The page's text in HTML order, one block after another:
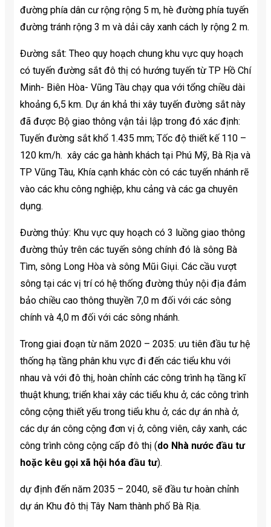
đường phía dân cư rộng rộng 5 m, hè đường phía tuyến
đường tránh rộng 3 m và dải cây xanh cách ly rộng 2 m.
Đường sắt: Theo quy hoạch chung khu vực quy hoạch
có tuyến đường sắt đô thị có hướng tuyến từ TP Hồ Chí
Minh- Biên Hòa- Vũng Tàu chạy qua với tổng chiều dài
khoảng 6,5 km. Dự án khả thi xây tuyến đường sắt này
đã được Bộ giao thông vận tải lập trong đó xác định:
Tuyến đường sắt khổ 1.435 mm; Tốc độ thiết kế 110 –
120 km/h. xây các ga hành khách tại Phú Mỹ, Bà Rịa và
TP Vũng Tàu, Khía cạnh khác còn có các tuyến nhánh rẽ
vào các khu công nghiệp, khu cảng và các ga chuyên
dụng.
Đường thủy: Khu vực quy hoạch có 3 luồng giao thông
đường thủy trên các tuyến sông chính đó là sông Bà
Tìm, sông Long Hòa và sông Mũi Giụi. Các cầu vượt
sông tại các vị trí có hệ thống đường thủy nội địa đảm
bảo chiều cao thông thuyền 7,0 m đối với các sông
chính và 4,0 m đối với các sông nhánh.
Trong giai đoạn từ năm 2020 – 2035: ưu tiên đầu tư hệ
thống hạ tầng phân khu vực đi đến các tiểu khu với
nhau và với đô thị, hoàn chỉnh các công trình hạ tầng kĩ
thuật khung; triển khai xây các tiểu khu ở, các công trình
công cộng thiết yếu trong tiểu khu ở, các dự án nhà ở,
các dự án công cộng đơn vị ở, công viên, cây xanh, các
công trình công cộng cấp đô thị (do Nhà nước đầu tư
hoặc kêu gọi xã hội hóa đầu tư).
dự định đến năm 2035 – 2040, sẽ đầu tư hoàn chỉnh
dự án Khu đô thị Tây Nam thành phố Bà Rịa.